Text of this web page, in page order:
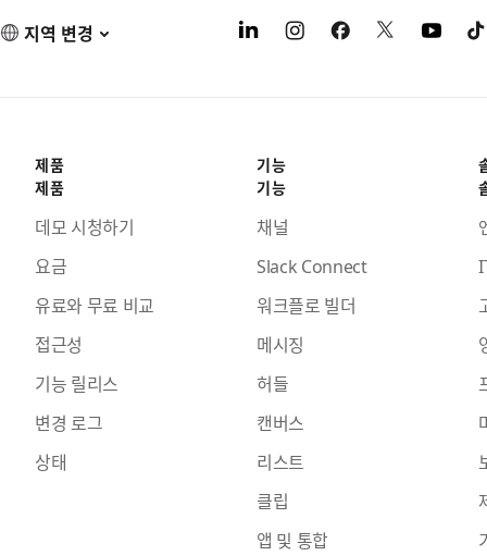
지역 변경
제품
제품
데모 시청하기
요금
유료와 무료 비교
접근성
기능 릴리스
변경 로그
상태
기능
기능
채널
Slack Connect
워크플로 빌더
메시징
허들
캔버스
리스트
클립
앱 및 통합